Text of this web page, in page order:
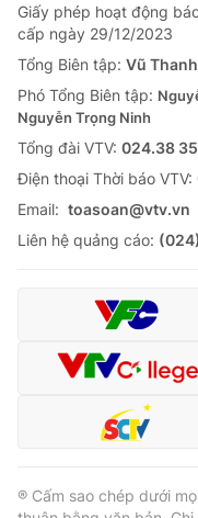
Giấy phép hoạt động
cấp ngày 29/12/2023
Tổng Biên tập: Vũ
Phó Tổng Biên tập:
Nguyễn Trọng Ninh
Tổng đài VTV: 024.38
Ðiện thoại Thời báo VTV:
Email: toasoan@vtv.vn
Liên hệ quảng cáo:
® Cấm sao chép dưới